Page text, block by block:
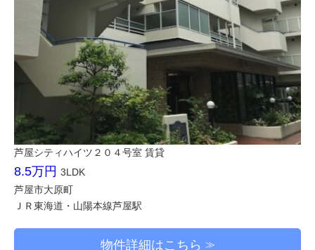
芦屋シティハイツ２０４号室 賃貸
8.5万円 3LDK
芦屋市大原町
ＪＲ東海道・山陽本線芦屋駅
物件詳細はこちら